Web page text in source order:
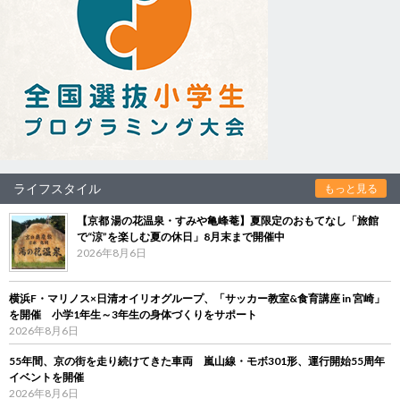
ライフスタイル もっと見る
【京都 湯の花温泉・すみや亀峰菴】夏限定のおもてなし「旅館
で“涼”を楽しむ夏の休日」8月末まで開催中
2026年8月6日
横浜F・マリノス×日清オイリオグループ、「サッカー教室&食育講座 in 宮崎」
を開催 小学1年生～3年生の身体づくりをサポート
2026年8月6日
55年間、京の街を走り続けてきた車両 嵐山線・モボ301形、運行開始55周年
イベントを開催
2026年8月6日